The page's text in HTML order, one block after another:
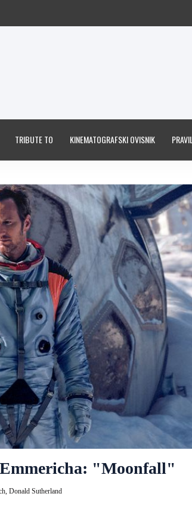
TRIBUTE TO KINEMATOGRAFSKI OVISNIK
"Moonfall"
Donald Sutherland